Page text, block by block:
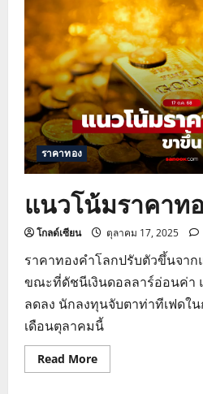
โลก
ขยับ
ขึ้น
หลัง
ตลาด
มอง
เฟด
อาจ
ลด
ดอกเบี้ย
ราคาทอง
แนวโน้มราคาทอ
โกลด์เซียน ตุลาคม 17, 2025
ราคาทองคำโลกปรับตัวขึ้นจาก
ขณะที่ดัชนีเงินดอลลาร์อ่อนค่า
ลดลง นักลงทุนจับตาท่าทีเฟดใ
เดือนตุลาคมนี้
Read MoreRead
more